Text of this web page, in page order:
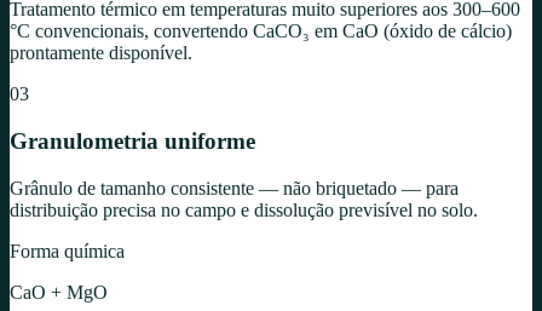
Tratamento térmico em temperaturas muito superiores aos 300–600
°C convencionais, convertendo CaCO₃ em CaO (óxido de cálcio)
prontamente disponível.
03
Granulometria uniforme
Grânulo de tamanho consistente — não briquetado — para
distribuição precisa no campo e dissolução previsível no solo.
Forma química
CaO + MgO